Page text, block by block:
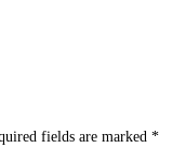
fields are marked *